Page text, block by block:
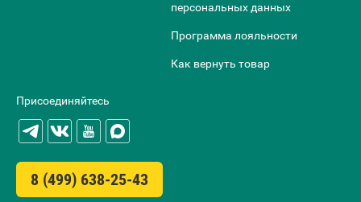
персональных данных
Программа лояльности
Как вернуть товар
Присоединяйтесь
8 (499) 638-25-43